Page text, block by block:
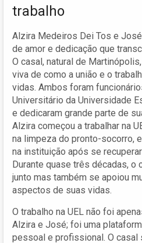
trabalho
Alzira Medeiros Dei Tos e
de amor e dedicação que
O casal, natural de
viva de como a união e o
vidas. Ambos foram
Universitário da Universidade
e dedicaram grande parte de
Alzira começou a trabalhar na
na limpeza do pronto-socorro,
na instituição após se
Durante quase três décadas, o
junto mas também se apoiou
aspectos de suas vidas.
O trabalho na UEL não foi
Alzira e José; foi uma
pessoal e profissional. O casal